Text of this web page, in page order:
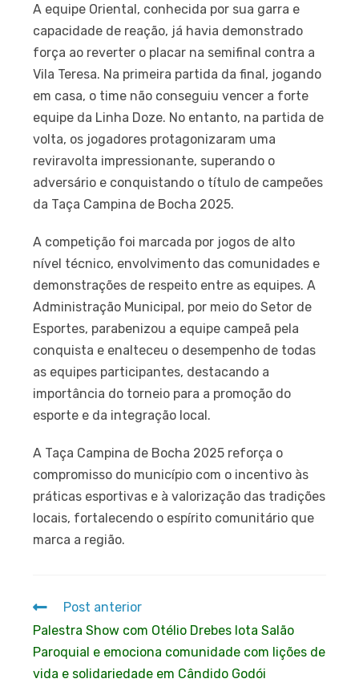
A equipe Oriental, conhecida por sua garra e
capacidade de reação, já havia demonstrado
força ao reverter o placar na semifinal contra a
Vila Teresa. Na primeira partida da final, jogando
em casa, o time não conseguiu vencer a forte
equipe da Linha Doze. No entanto, na partida de
volta, os jogadores protagonizaram uma
reviravolta impressionante, superando o
adversário e conquistando o título de campeões
da Taça Campina de Bocha 2025.
A competição foi marcada por jogos de alto
nível técnico, envolvimento das comunidades e
demonstrações de respeito entre as equipes. A
Administração Municipal, por meio do Setor de
Esportes, parabenizou a equipe campeã pela
conquista e enalteceu o desempenho de todas
as equipes participantes, destacando a
importância do torneio para a promoção do
esporte e da integração local.
A Taça Campina de Bocha 2025 reforça o
compromisso do município com o incentivo às
práticas esportivas e à valorização das tradições
locais, fortalecendo o espírito comunitário que
marca a região.
Post anterior
Palestra Show com Otélio Drebes lota Salão
Paroquial e emociona comunidade com lições de
vida e solidariedade em Cândido Godói